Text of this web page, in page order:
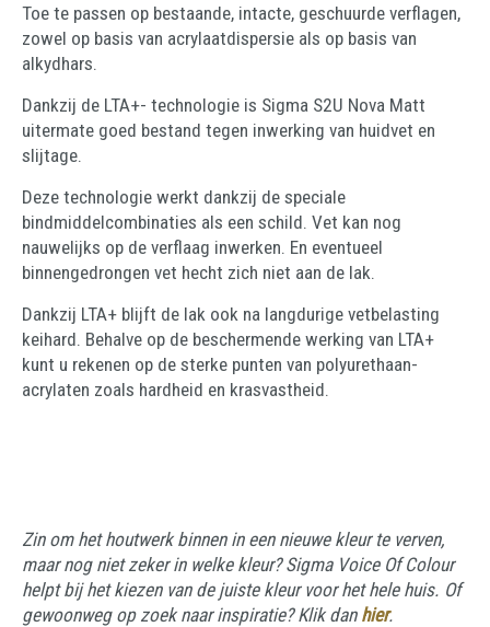
Toe te passen op bestaande, intacte, geschuurde verflagen,
zowel op basis van acrylaatdispersie als op basis van
alkydhars.
Dankzij de LTA+- technologie is Sigma S2U Nova Matt
uitermate goed bestand tegen inwerking van huidvet en
slijtage.
Deze technologie werkt dankzij de speciale
bindmiddelcombinaties als een schild. Vet kan nog
nauwelijks op de verflaag inwerken. En eventueel
binnengedrongen vet hecht zich niet aan de lak.
Dankzij LTA+ blijft de lak ook na langdurige vetbelasting
keihard. Behalve op de beschermende werking van LTA+
kunt u rekenen op de sterke punten van polyurethaan-
acrylaten zoals hardheid en krasvastheid.
Zin om het houtwerk binnen in een nieuwe kleur te verven,
maar nog niet zeker in welke kleur? Sigma Voice Of Colour
helpt bij het kiezen van de juiste kleur voor het hele huis. Of
gewoonweg op zoek naar inspiratie? Klik dan hier.